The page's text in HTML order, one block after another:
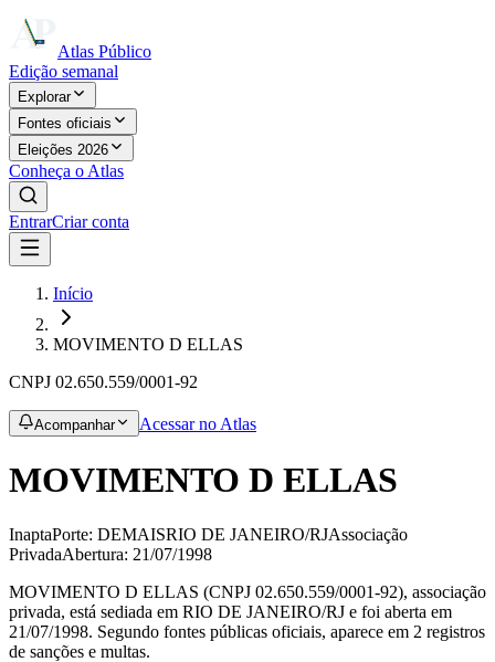
Atlas Público
Edição semanal
Explorar
Fontes oficiais
Eleições 2026
Conheça o Atlas
EntrarCriar conta
Início
MOVIMENTO D ELLAS
CNPJ 02.650.559/0001-92
Acompanhar Acessar no Atlas
MOVIMENTO D ELLAS
InaptaPorte: DEMAISRIO DE JANEIRO/RJAssociação
PrivadaAbertura: 21/07/1998
MOVIMENTO D ELLAS (CNPJ 02.650.559/0001-92), associação
privada, está sediada em RIO DE JANEIRO/RJ e foi aberta em
21/07/1998. Segundo fontes públicas oficiais, aparece em 2 registros
de sanções e multas.